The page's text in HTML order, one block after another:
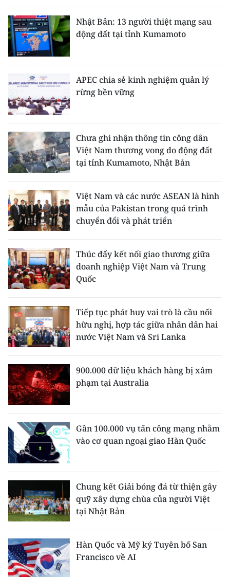
Nhật Bản: 13 người thiệt mạng sau
động đất tại tỉnh Kumamoto
APEC chia sẻ kinh nghiệm quản lý
rừng bền vững
Chưa ghi nhận thông tin công dân
Việt Nam thương vong do động đất
tại tỉnh Kumamoto, Nhật Bản
Việt Nam và các nước ASEAN là hình
mẫu của Pakistan trong quá trình
chuyển đổi và phát triển
Thúc đẩy kết nối giao thương giữa
doanh nghiệp Việt Nam và Trung
Quốc
Tiếp tục phát huy vai trò là cầu nối
hữu nghị, hợp tác giữa nhân dân hai
nước Việt Nam và Sri Lanka
900.000 dữ liệu khách hàng bị xâm
phạm tại Australia
Gần 100.000 vụ tấn công mạng nhằm
vào cơ quan ngoại giao Hàn Quốc
Chung kết Giải bóng đá từ thiện gây
quỹ xây dựng chùa của người Việt
tại Nhật Bản
Hàn Quốc và Mỹ ký Tuyên bố San
Francisco về AI